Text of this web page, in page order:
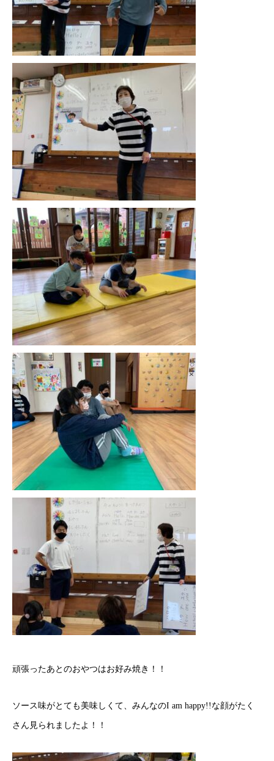
頑張ったあとのおやつはお好み焼き！！
ソース味がとても美味しくて、みんなのI am happy!!な顔がたく
さん見られましたよ！！